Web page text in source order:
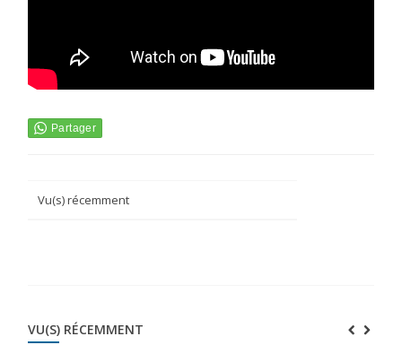
Vu(s) récemment
VU(S) RÉCEMMENT